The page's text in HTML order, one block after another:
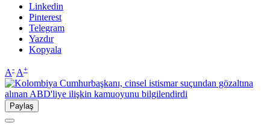
Linkedin
Pinterest
Telegram
Yazdır
Kopyala
A- A+
Paylaş